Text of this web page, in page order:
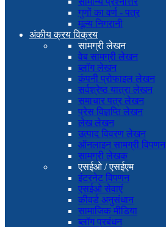
गुणों का वर्ण - पत्र
मूल्य निगरानी
अंकीय क्रय विक्रय
सामग्री लेखन
वेब सामग्री लेखन
ब्लॉग लेखन
कंपनी प्रोफाइल लेखन
सर्वश्रेष्ठ यात्रा लेखन
समाचार पत्र लेखन
प्रेस विज्ञप्ति लेखन
लेख लेखन
उत्पाद विवरण लेखन
ऑनलाइन सामग्री विपणन
सामग्री लेखक
एसईओ / एसईएम
इंटरनेट विपणन
एसईओ सेवाएं
कीवर्ड अनुसंधान
सामाजिक मीडिया
ब्लॉग प्रबंधन